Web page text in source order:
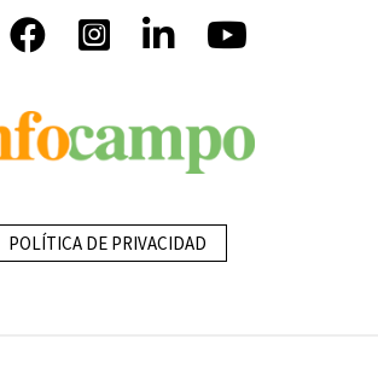
POLÍTICA DE PRIVACIDAD